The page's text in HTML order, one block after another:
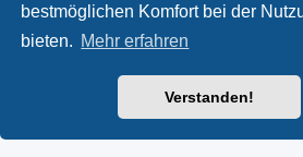
bestmöglichen Komfort bei der
bieten. Mehr erfahren
Verstanden!